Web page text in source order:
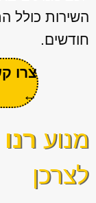
חודשים.
צרו
←
מנוע רנו
לצרכן